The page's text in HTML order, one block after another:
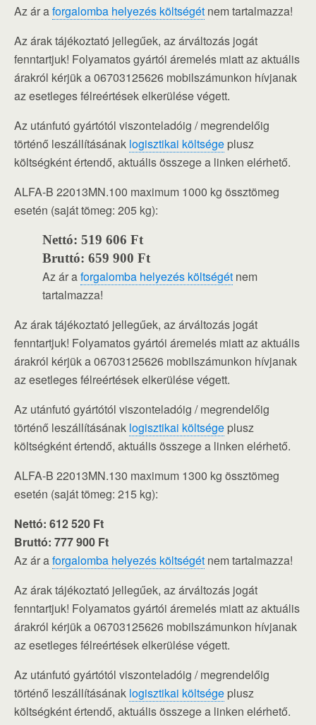
Az ár aforgalomba helyezés költségét nem tartalmazza!
Az árak tájékoztató jellegűek, az árváltozás jogát
fenntartjuk! Folyamatos gyártói áremelés miatt az aktuális
árakról kérjük a 06703125626 mobilszámunkon hívjanak
az esetleges félreértések elkerülése végett.
Az utánfutó gyártótól viszonteladóig / megrendelőig
történő leszállításának logisztikai költsége plusz
költségként értendő, aktuális összege a linken elérhető.
ALFA-B 22013MN.100 maximum 1000 kg össztömeg
esetén (saját tömeg: 205 kg):
Nettó: 519 606 Ft
Bruttó: 659 900 Ft
Az ár aforgalomba helyezés költségét nem
tartalmazza!
Az árak tájékoztató jellegűek, az árváltozás jogát
fenntartjuk! Folyamatos gyártói áremelés miatt az aktuális
árakról kérjük a 06703125626 mobilszámunkon hívjanak
az esetleges félreértések elkerülése végett.
Az utánfutó gyártótól viszonteladóig / megrendelőig
történő leszállításának logisztikai költsége plusz
költségként értendő, aktuális összege a linken elérhető.
ALFA-B 22013MN.130 maximum 1300 kg össztömeg
esetén (saját tömeg: 215 kg):
Nettó: 612 520 Ft
Bruttó: 777 900 Ft
Az ár aforgalomba helyezés költségét nem tartalmazza!
Az árak tájékoztató jellegűek, az árváltozás jogát
fenntartjuk! Folyamatos gyártói áremelés miatt az aktuális
árakról kérjük a 06703125626 mobilszámunkon hívjanak
az esetleges félreértések elkerülése végett.
Az utánfutó gyártótól viszonteladóig / megrendelőig
történő leszállításának logisztikai költsége plusz
költségként értendő, aktuális összege a linken elérhető.